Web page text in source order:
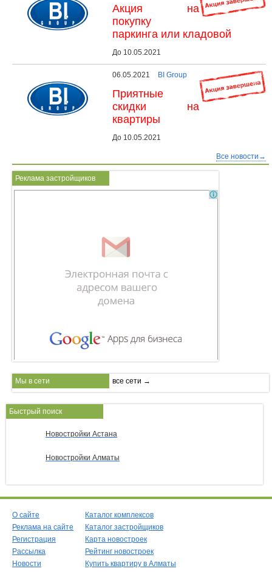
Акция на
покупку
паркинга или кладовой
До 10.05.2021
06.05.2021 BI Group
Приятные
скидки на
квартиры
До 10.05.2021
Все новости→
Реклама застройщиков
Мы в сети все сети →
Быстрый поиск
Новостройки Астана
Новостройки Алматы
О сайте
Реклама на сайте
Регистрация
Рассылка
Новости
Каталог комплексов
Каталог застройщиков
Карта новостроек
Рейтинг новостроек
Купить квартиру в Алматы